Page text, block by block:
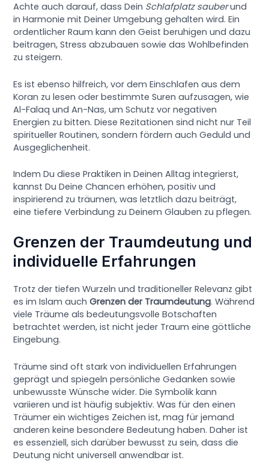
Achte auch darauf, dass Dein Schlafplatz sauberund
in Harmonie mit Deiner Umgebung gehalten wird. Ein
ordentlicher Raum kann den Geist beruhigen und dazu
beitragen, Stress abzubauen sowie das Wohlbefinden
zu steigern.
Es ist ebenso hilfreich, vor dem Einschlafen aus dem
Koran zu lesen oder bestimmte Suren aufzusagen, wie
Al-Falaq und An-Nas, um Schutz vor negativen
Energien zu bitten. Diese Rezitationen sind nicht nur Teil
spiritueller Routinen, sondern fördern auch Geduld und
Ausgeglichenheit.
Indem Du diese Praktiken in Deinen Alltag integrierst,
kannst Du Deine Chancen erhöhen, positiv und
inspirierend zu träumen, was letztlich dazu beiträgt,
eine tiefere Verbindung zu Deinem Glauben zu pflegen.
Grenzen der Traumdeutung und
individuelle Erfahrungen
Trotz der tiefen Wurzeln und traditioneller Relevanz gibt
es im Islam auchGrenzen der Traumdeutung. Während
viele Träume als bedeutungsvolle Botschaften
betrachtet werden, ist nicht jeder Traum eine göttliche
Eingebung.
Träume sind oft stark von individuellen Erfahrungen
geprägt und spiegeln persönliche Gedanken sowie
unbewusste Wünsche wider. Die Symbolik kann
variieren und ist häufig subjektiv. Was für den einen
Träumer ein wichtiges Zeichen ist, mag für jemand
anderen keine besondere Bedeutung haben. Daher ist
es essenziell, sich darüber bewusst zu sein, dass die
Deutung nicht universell anwendbar ist.